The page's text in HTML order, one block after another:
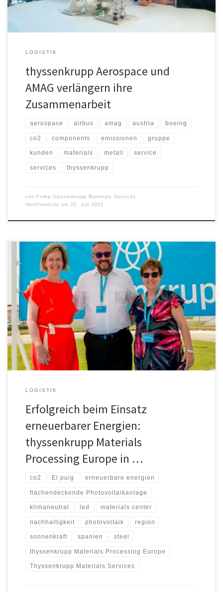
Liefervertrages für weitere […]
LOGISTIK
thyssenkrupp Aerospace und
AMAG verlängern ihre
Zusammenarbeit
aerospace airbus amag austria boeing
co2 components emissionen gruppe
kunden materials metall service
services thyssenkrupp
von Firma thyssenkrupp Materials Services
Veröffentlicht am 25. Juli 2022
Als Teil des Stahl-Service-Center-Netzwerks von thyssenkrupp
Materials Processing Europe geht der Standort in El Puig, nahe
Valencia, konsequent weitere Schritte in Richtung Klimaneutralität:
Bereits ab 2023 wird das Unternehmen vor Ort klimaneutral
agieren. Ein wichtiges Element ist die Installation einer
flächendeckenden Photovoltaikanlage. „Die bestmögliche
Ressourcenschonung für eine nachhaltige Zukunft ist […]
LOGISTIK
Erfolgreich beim Einsatz
erneuerbarer Energien:
thyssenkrupp Materials
Processing Europe in …
co2 El puig erneuerbare energien
flächendeckende Photovoltaikanlage
klimaneutral led materials center
nachhaltigkeit photovoltaik region
sonnenkraft spanien steel
thyssenkrupp Materials Processing Europe
Thyssenkrupp Materials Services